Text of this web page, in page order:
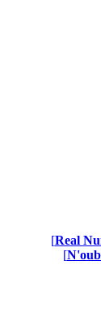
[Real
[